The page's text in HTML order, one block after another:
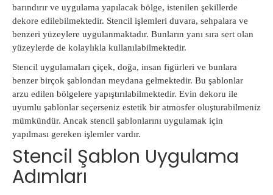
barındırır ve uygulama yapılacak bölge, istenilen şekillerde
dekore edilebilmektedir. Stencil işlemleri duvara, sehpalara ve
benzeri yüzeylere uygulanmaktadır. Bunların yanı sıra sert olan
yüzeylerde de kolaylıkla kullanılabilmektedir.
Stencil uygulamaları çiçek, doğa, insan figürleri ve bunlara
benzer birçok şablondan meydana gelmektedir. Bu şablonlar
arzu edilen bölgelere yapıştırılabilmektedir. Evin dekoru ile
uyumlu şablonlar seçerseniz estetik bir atmosfer oluşturabilmeniz
mümkündür. Ancak stencil şablonlarını uygulamak için
yapılması gereken işlemler vardır.
Stencil Şablon Uygulama
Adımları